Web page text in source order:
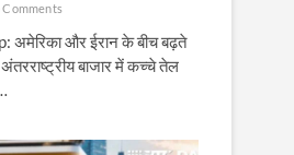
Comments
और ईरान के बीच बढ़ते
बाजार में कच्चे तेल